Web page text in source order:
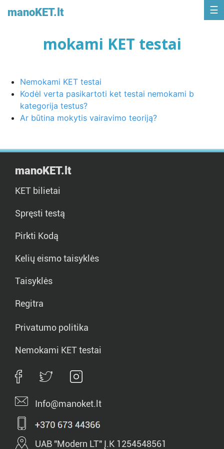
manoKET.lt
mokami KET testai
Nemokami KET testai
Kodėl verta pasikartoti ket testai nemokami b
kategorija testus?
Ar būtina mokytis vairavimo teoriją?
manoKET.lt
KET bilietai
Spręsti testą
Pirkti Kodą
Kelių eismo taisyklės
Taisyklės
Regitra
Privatumo politika
Nemokami KET testai
Info@manoket.lt
UAB "Modern LT" Į.K 1254548561